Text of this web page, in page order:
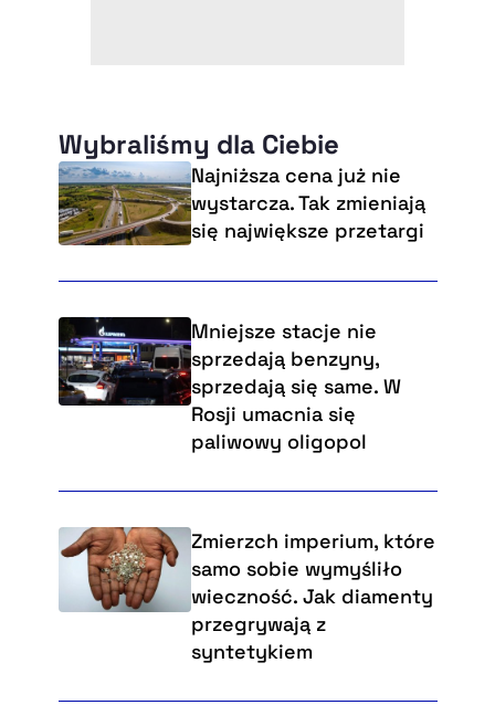
Wybraliśmy dla Ciebie
Najniższa cena już nie
wystarcza. Tak zmieniają
się największe przetargi
Mniejsze stacje nie
sprzedają benzyny,
sprzedają się same. W
Rosji umacnia się
paliwowy oligopol
Zmierzch imperium, które
samo sobie wymyśliło
wieczność. Jak diamenty
przegrywają z
syntetykiem